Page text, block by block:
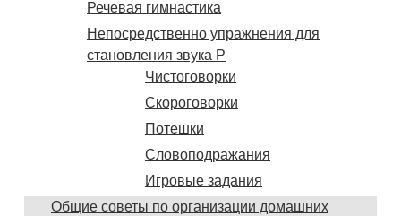
Речевая гимнастика
Непосредственно упражнения для
становления звука Р
Чистоговорки
Скороговорки
Потешки
Словоподражания
Игровые задания
Общие советы по организации домашних